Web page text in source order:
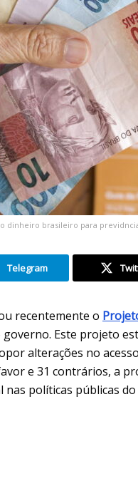
dinheiro brasileiro para
Telegram
recentemente o
Este projeto
alterações no
e 31 contrários, a
políticas públicas do